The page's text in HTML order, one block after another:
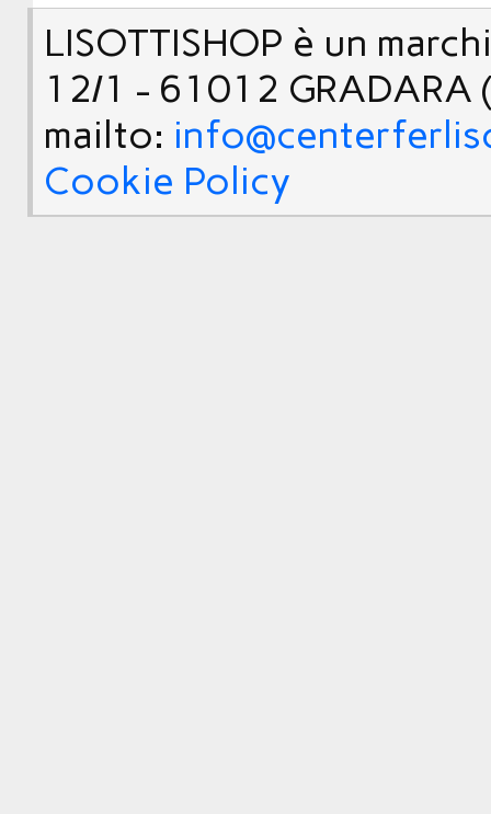
LISOTTISHOP è un
12/1 - 61012
mailto:
Cookie Policy